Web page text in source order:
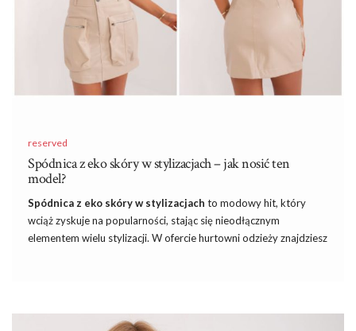
reserved
Spódnica z eko skóry w stylizacjach – jak nosić ten
model?
Spódnica z eko skóry w stylizacjach to modowy hit, który
wciąż zyskuje na popularności, stając się nieodłącznym
elementem wielu stylizacji. W ofercie hurtowni odzieży znajdziesz
każdą okazję. Zapraszamy do odkrycia najnowszych trendów i